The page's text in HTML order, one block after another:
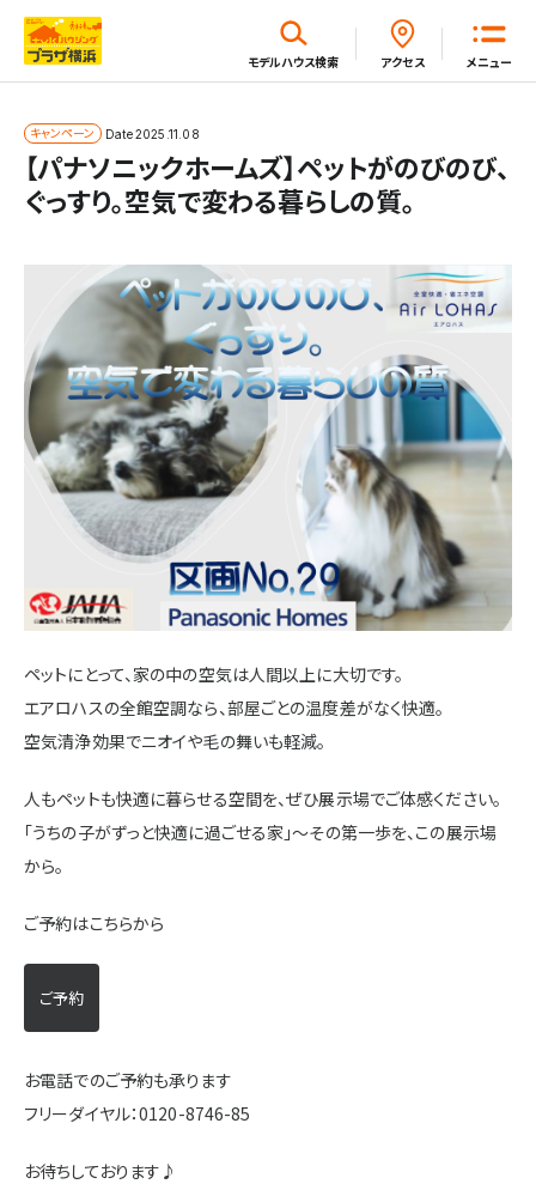
メニュー
モデルハウス検索 アクセス
キャンペーン Date2025.11.08
【パナソニックホームズ】ペットがのびのび、
ぐっすり。空気で変わる暮らしの質。
ペットにとって、家の中の空気は人間以上に大切です。
エアロハスの全館空調なら、部屋ごとの温度差がなく快適。
空気清浄効果でニオイや毛の舞いも軽減。
人もペットも快適に暮らせる空間を、ぜひ展示場でご体感ください。
「うちの子がずっと快適に過ごせる家」～その第一歩を、この展示場
から。
ご予約はこちらから
ご予約
お電話でのご予約も承ります
フリーダイヤル：0120-8746-85
お待ちしております♪
閉じる
ホーム
モデルハウス一覧
イベント・セミナー・キャンペーン一覧
新着情報一覧
アクセス
住まいと暮らしのコラム
住宅展示場出展に関するご案内